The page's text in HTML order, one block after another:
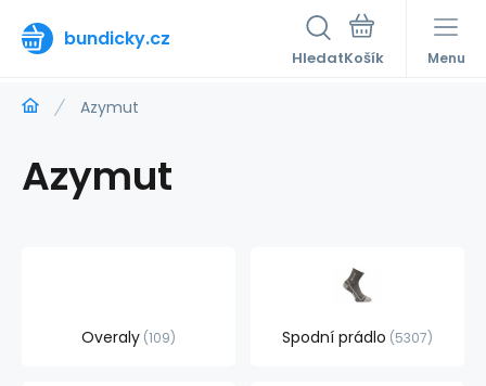
bundicky.cz
Hledat Menu
Azymut
Azymut
Overaly 109 Spodní prádlo 5307